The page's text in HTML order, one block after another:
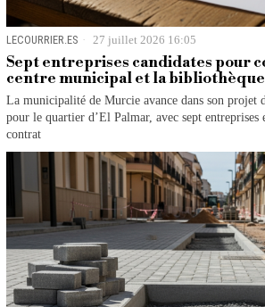
LECOURRIER.ES 27 juillet 2026 16:05
Sept entreprises candidates pour
centre municipal et la bibliothèque
La municipalité de Murcie avance dans son projet
pour le quartier d’El Palmar, avec sept
contrat